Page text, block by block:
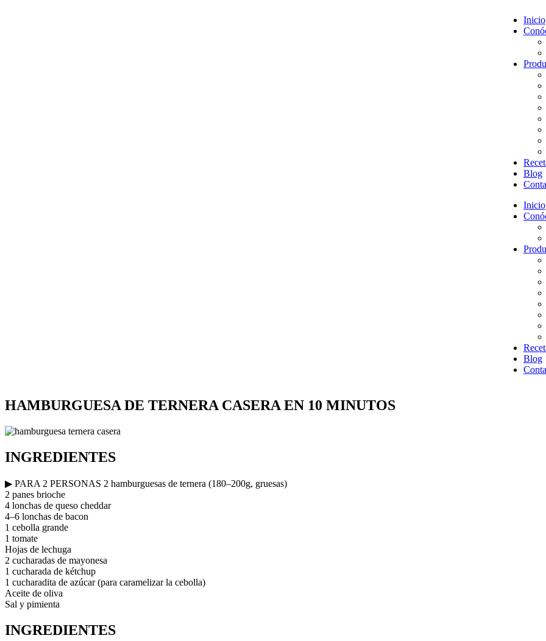
Inicio
Blog
Inicio
Blog
HAMBURGUESA DE TERNERA CASERA EN 10 MINUTOS
INGREDIENTES
▶ PARA 2 PERSONAS 2 hamburguesas de ternera (180–200g, gruesas)
2 panes brioche
4 lonchas de queso cheddar
4–6 lonchas de bacon
1 cebolla grande
1 tomate
Hojas de lechuga
2 cucharadas de mayonesa
1 cucharada de kétchup
1 cucharadita de azúcar (para caramelizar la cebolla)
Aceite de oliva
Sal y pimienta
INGREDIENTES